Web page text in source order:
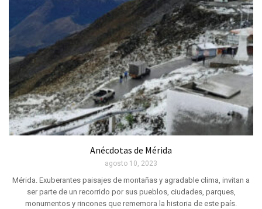
Anécdotas de Mérida
agosto 10, 2023
Mérida. Exuberantes paisajes de montañas y agradable clima, invitan a
ser parte de un recorrido por sus pueblos, ciudades, parques,
monumentos y rincones que rememora la historia de este país.